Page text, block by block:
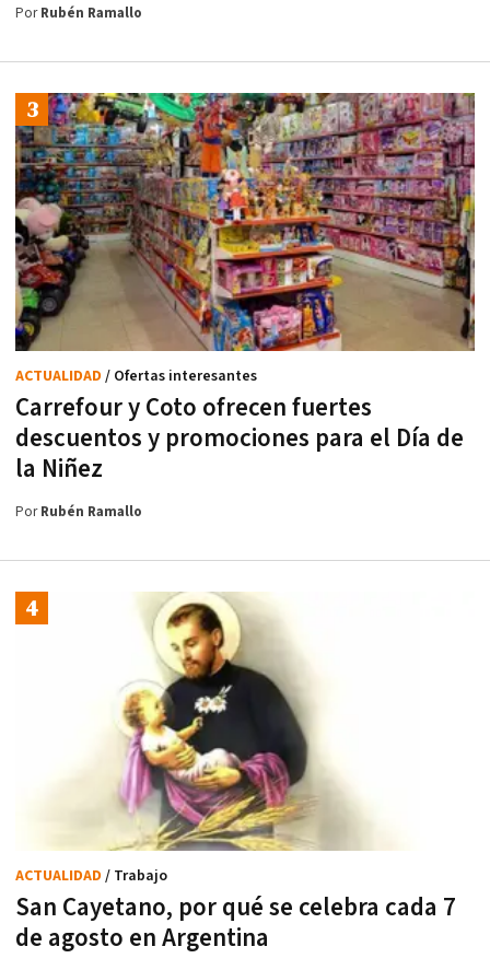
PorRubén Ramallo
Carrefour y Coto ofrecen fuertes
descuentos y promociones para el Día de
la Niñez
ACTUALIDAD / Ofertas interesantes
PorRubén Ramallo
San Cayetano, por qué se celebra cada 7
de agosto en Argentina
ACTUALIDAD / Trabajo